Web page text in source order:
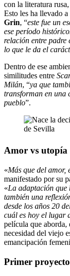
con la literatura
Esto les ha llevado
Grin, “este fue un
ese período
relación entre padre
lo que le da el
Dentro de ese
similitudes entre
Milán, “ya que
transforman en una
pueblo”.
Amor vs utopía
«Más que del amor,
manifestado por su
«La adaptación que
también una
desde los años 20
cuál es hoy el lugar
película que aborda,
necesidad del viejo
emancipación
Primer